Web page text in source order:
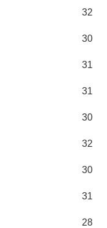
32
30
31
31
30
32
30
31
28